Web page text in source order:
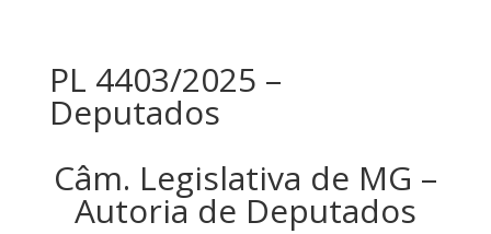
PL 4403/2025 –
Deputados
Câm. Legislativa de MG –
Autoria de Deputados